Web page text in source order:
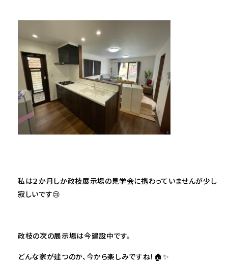
私は２か月しか政枝展示場の見学会に携わっていませんが少し
寂しいです😢
政枝の次の展示場は今建設中です。
どんな家が建つのか、今から楽しみですね！🏠✨